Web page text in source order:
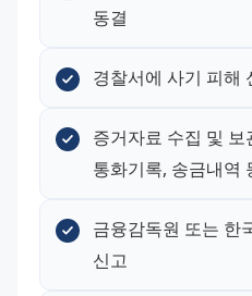
동결
경찰서에 사기 피해
증거자료 수집 및 보
통화기록, 송금내역
금융감독원 또는 한
신고